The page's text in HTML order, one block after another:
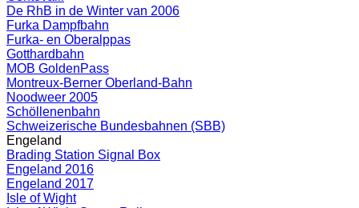
De RhB in de Winter van 2006
Furka Dampfbahn
Furka- en Oberalppas
Gotthardbahn
MOB GoldenPass
Montreux-Berner Oberland-Bahn
Noodweer 2005
Schöllenenbahn
Schweizerische Bundesbahnen (SBB)
Engeland
Brading Station Signal Box
Engeland 2016
Engeland 2017
Isle of Wight